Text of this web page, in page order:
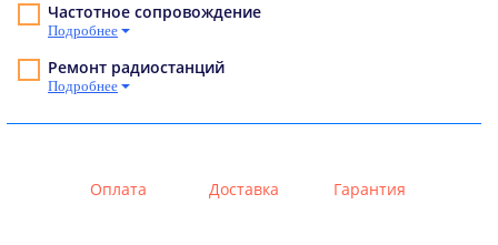
Частотное сопровождение
Подробнее
Ремонт радиостанций
Подробнее
Оплата Доставка Гарантия